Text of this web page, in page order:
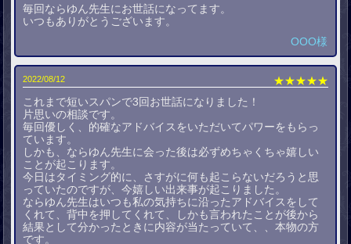
毎回ならゆん先生にお世話になってます。
いつもありがとうございます。
OOO様
2022/08/12
★★★★★
これまで短いスパンで3回お世話になりました！
片思いの相談です。
毎回優しく、的確なアドバイスをいただいてパワーをもらっ
ています。
しかも、ならゆん先生に会った後は必ずめちゃくちゃ嬉しい
ことが起こります。
今日はタイミング的に、さすがに何も起こらないだろうと思
っていたのですが、今嬉しい出来事が起こりました。
ならゆん先生はいつも私の気持ちに沿ったアドバイスをして
くれて、背中を押してくれて、しかも言われたことが後から
結果として分かったときに内容が当たっていて、、本物の方
です。